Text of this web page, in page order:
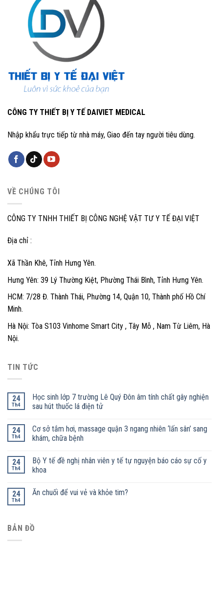
CÔNG TY THIẾT BỊ Y TẾ DAIVIET MEDICAL
Nhập khẩu trực tiếp từ nhà máy, Giao đến tay người tiêu dùng.
VỀ CHÚNG TÔI
CÔNG TY TNHH THIẾT BỊ CÔNG NGHỆ VẬT TƯ Y TẾ ĐẠI VIỆT
Địa chỉ :
Xã Thần Khê, Tỉnh Hưng Yên.
Hưng Yên: 39 Lý Thường Kiệt, Phường Thái Bình, Tỉnh Hưng Yên.
HCM: 7/28 Đ. Thành Thái, Phường 14, Quận 10, Thành phố Hồ Chí
Minh.
Hà Nội: Tòa S103 Vinhome Smart City , Tây Mỗ , Nam Từ Liêm, Hà
Nội.
TIN TỨC
24
Th4
Học sinh lớp 7 trường Lê Quý Đôn âm tính chất gây nghiện
sau hút thuốc lá điện tử
24
Th4
Cơ sở tắm hơi, massage quận 3 ngang nhiên ‘lấn sân’ sang
khám, chữa bệnh
24
Th4
Bộ Y tế đề nghị nhân viên y tế tự nguyện báo cáo sự cố y
khoa
24
Th4
Ăn chuối để vui vẻ và khỏe tim?
BẢN ĐỒ